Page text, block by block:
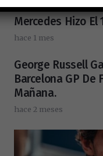
Pruebas Libres
Mercedes Hizo El
hace 1 mes
George Russell
Barcelona GP De
Mañana.
hace 2 meses